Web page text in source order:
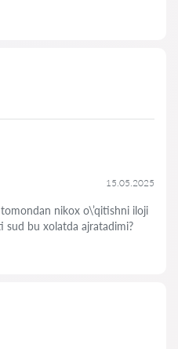
15.05.2025
nikox o\’qitishni iloji
sud bu xolatda ajratadimi?